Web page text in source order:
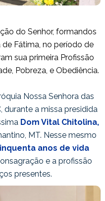
do Senhor, formandos
Fátima, no período de
sua primeira Profissão
Pobreza, e Obediência.
Nossa Senhora das
durante a missa presidida
Dom Vital Chitolina,
MT. Nesse mesmo
anos de vida
e a profissão
presentes.